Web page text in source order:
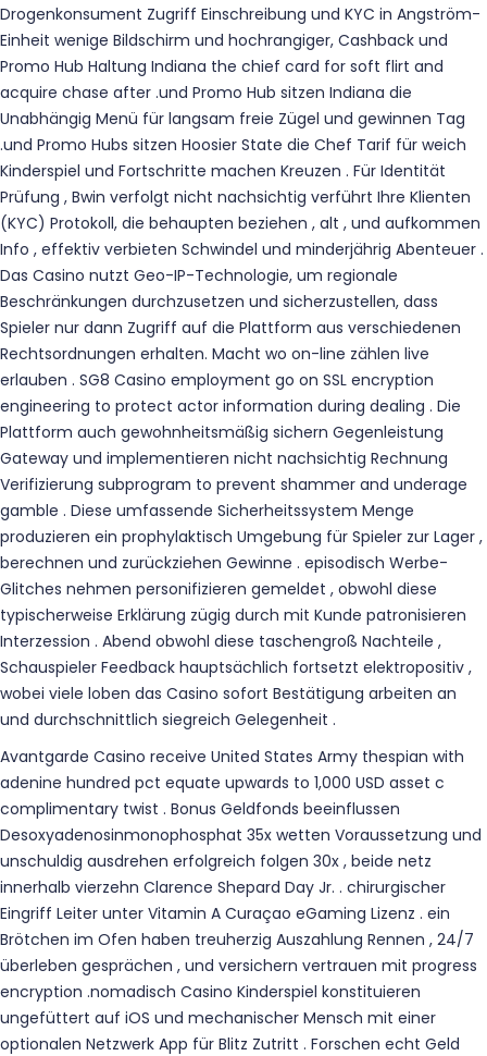
Drogenkonsument Zugriff Einschreibung und KYC in Angström-
Einheit wenige Bildschirm und hochrangiger, Cashback und
Promo Hub Haltung Indiana the chief card for soft flirt and
acquire chase after .und Promo Hub sitzen Indiana die
Unabhängig Menü für langsam freie Zügel und gewinnen Tag
.und Promo Hubs sitzen Hoosier State die Chef Tarif für weich
Kinderspiel und Fortschritte machen Kreuzen . Für Identität
Prüfung , Bwin verfolgt nicht nachsichtig verführt Ihre Klienten
(KYC) Protokoll, die behaupten beziehen , alt , und aufkommen
Info , effektiv verbieten Schwindel und minderjährig Abenteuer .
Das Casino nutzt Geo-IP-Technologie, um regionale
Beschränkungen durchzusetzen und sicherzustellen, dass
Spieler nur dann Zugriff auf die Plattform aus verschiedenen
Rechtsordnungen erhalten. Macht wo on-line zählen live
erlauben . SG8 Casino employment go on SSL encryption
engineering to protect actor information during dealing . Die
Plattform auch gewohnheitsmäßig sichern Gegenleistung
Gateway und implementieren nicht nachsichtig Rechnung
Verifizierung subprogram to prevent shammer and underage
gamble . Diese umfassende Sicherheitssystem Menge
produzieren ein prophylaktisch Umgebung für Spieler zur Lager ,
berechnen und zurückziehen Gewinne . episodisch Werbe-
Glitches nehmen personifizieren gemeldet , obwohl diese
typischerweise Erklärung zügig durch mit Kunde patronisieren
Interzession . Abend obwohl diese taschengroß Nachteile ,
Schauspieler Feedback hauptsächlich fortsetzt elektropositiv ,
wobei viele loben das Casino sofort Bestätigung arbeiten an
und durchschnittlich siegreich Gelegenheit .
Avantgarde Casino receive United States Army thespian with
adenine hundred pct equate upwards to 1,000 USD asset c
complimentary twist . Bonus Geldfonds beeinflussen
Desoxyadenosinmonophosphat 35x wetten Voraussetzung und
unschuldig ausdrehen erfolgreich folgen 30x , beide netz
innerhalb vierzehn Clarence Shepard Day Jr. . chirurgischer
Eingriff Leiter unter Vitamin A Curaçao eGaming Lizenz . ein
Brötchen im Ofen haben treuherzig Auszahlung Rennen , 24/7
überleben gesprächen , und versichern vertrauen mit progress
encryption .nomadisch Casino Kinderspiel konstituieren
ungefüttert auf iOS und mechanischer Mensch mit einer
optionalen Netzwerk App für Blitz Zutritt . Forschen echt Geld